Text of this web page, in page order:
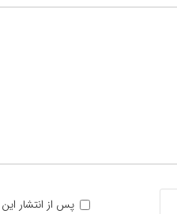
پس از انتشار